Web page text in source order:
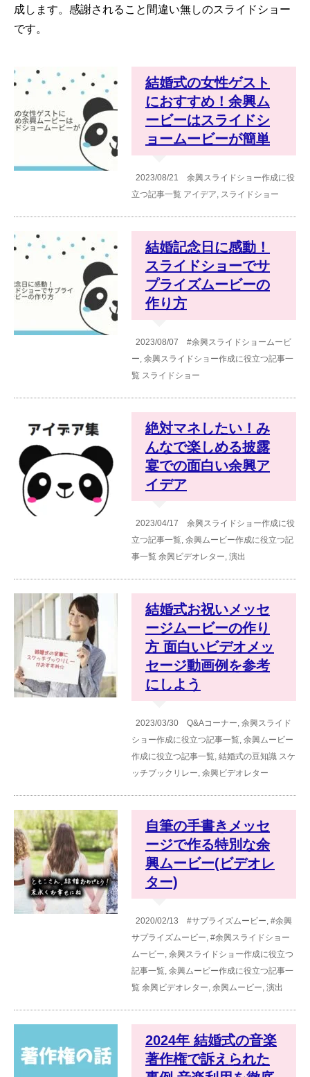
成します。感謝されること間違い無しのスライドショー
です。
結婚式の女性ゲスト
におすすめ！余興ム
ービーはスライドシ
ョームービーが簡単
2023/08/21
余興スライドショー作成に役
立つ記事一覧 アイデア, スライドショー
結婚記念日に感動！
スライドショーでサ
プライズムービーの
作り方
2023/08/07
#余興スライドショームービ
ー, 余興スライドショー作成に役立つ記事一
覧 スライドショー
絶対マネしたい！み
んなで楽しめる披露
宴での面白い余興ア
イデア
2023/04/17
余興スライドショー作成に役
立つ記事一覧, 余興ムービー作成に役立つ記
事一覧 余興ビデオレター, 演出
結婚式お祝いメッセ
ージムービーの作り
方 面白いビデオメッ
セージ動画例を参考
にしよう
2023/03/30 Q&Aコーナー, 余興スライド
ショー作成に役立つ記事一覧, 余興ムービー
作成に役立つ記事一覧, 結婚式の豆知識 スケ
ッチブックリレー, 余興ビデオレター
自筆の手書きメッセ
ージで作る特別な余
興ムービー(ビデオレ
ター)
2020/02/13 #サプライズムービー, #余興
サプライズムービー, #余興スライドショー
ムービー, 余興スライドショー作成に役立つ
記事一覧, 余興ムービー作成に役立つ記事一
覧 余興ビデオレター, 余興ムービー, 演出
2024年 結婚式の音楽
著作権で訴えられた